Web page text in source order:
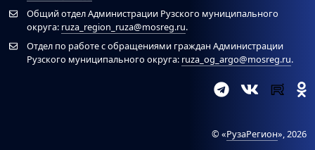
Общий отдел Администрации Рузского муниципального
округа: ruza_region_ruza@mosreg.ru.
Отдел по работе с обращениями граждан Администрации
Рузского муниципального округа: ruza_og_argo@mosreg.ru.
© «РузаРегион», 2026